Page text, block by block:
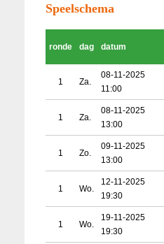
Speelschema
ronde dag datum
1 Za.
08-11-2025
11:00
1 Za.
08-11-2025
13:00
1 Zo.
09-11-2025
13:00
1 Wo.
12-11-2025
19:30
1 Wo.
19-11-2025
19:30